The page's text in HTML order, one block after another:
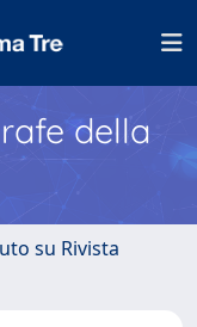
della
su Rivista